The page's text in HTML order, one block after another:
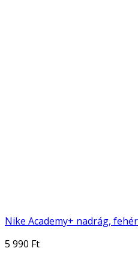
Nike Academy+ nadrág, fehér
5 990 Ft